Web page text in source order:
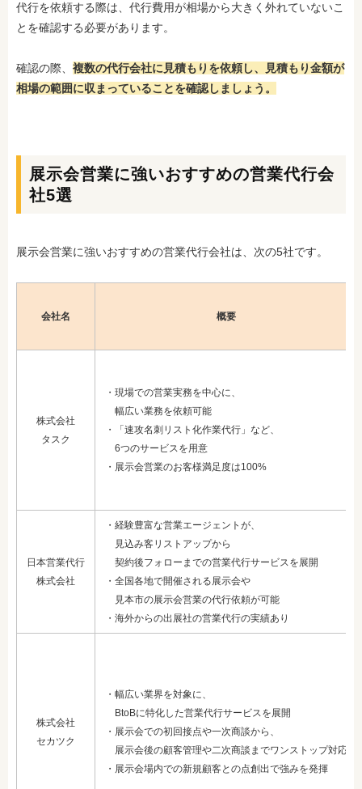
代行を依頼する際は、代行費用が相場から大きく外れていないこ
とを確認する必要があります。
確認の際、 複数の代行会社に見積もりを依頼し、見積もり金額が
相場の範囲に収まっていることを確認しましょう。
展示会営業に強いおすすめの営業代行会
社5選
展示会営業に強いおすすめの営業代行会社は、次の5社です。
会社名 概要
株式会社
タスク
・現場での営業実務を中心に、
幅広い業務を依頼可能
・「速攻名刺リスト化作業代行」など、
6つのサービスを用意
・展示会営業のお客様満足度は100%
日本営業代行
株式会社
・経験豊富な営業エージェントが、
見込み客リストアップから
契約後フォローまでの営業代行サービスを展開
・全国各地で開催される展示会や
見本市の展示会営業の代行依頼が可能
・海外からの出展社の営業代行の実績あり
株式会社
セカツク
・幅広い業界を対象に、
BtoBに特化した営業代行サービスを展開
・展示会での初回接点や一次商談から、
展示会後の顧客管理や二次商談までワンストップ対応
・展示会場内での新規顧客との点創出で強みを発揮